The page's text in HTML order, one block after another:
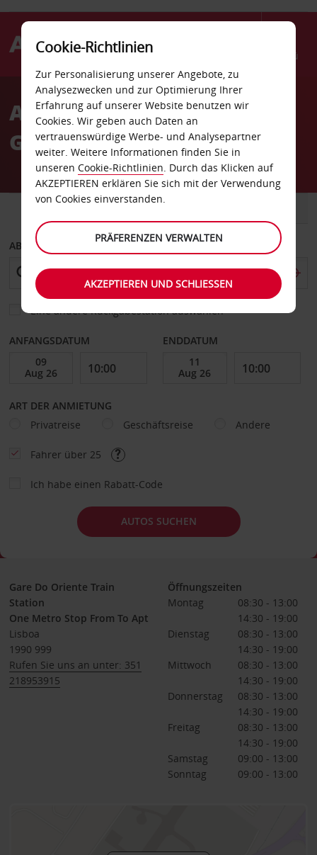
Menü
AvisAutovermietung Lissabon
Gare do Oriente Bahnhof
ABHOLEN VON
Eine andere Rückgabestation auswählen
ANFANGSDATUM ENDDATUM
ART DER ANMIETUNG
Privatreise
Geschäftsreise Andere
Fahrer über 25
Ich habe einen Rabatt-Code
AUTOS SUCHEN
Gare Do Oriente Train
Station
One Metro Stop From To Apt
Lisboa
1990 999
Rufen Sie uns an unter: 351
218953915
Öffnungszeiten
Montag
08:30 - 13:00
14:30 - 19:00
Dienstag
08:30 - 13:00
14:30 - 19:00
Mittwoch
08:30 - 13:00
14:30 - 19:00
Donnerstag
08:30 - 13:00
14:30 - 19:00
Freitag
08:30 - 13:00
14:30 - 19:00
Samstag
09:00 - 13:00
Sonntag
09:00 - 13:00
Cookie-Richtlinien
Zur Personalisierung unserer Angebote, zu
Analysezwecken und zur Optimierung Ihrer
Erfahrung auf unserer Website benutzen wir
Cookies. Wir geben auch Daten an
vertrauenswürdige Werbe- und Analysepartner
weiter. Weitere Informationen finden Sie in
unseren Cookie-Richtlinien. Durch das Klicken auf
AKZEPTIEREN erklären Sie sich mit der Verwendung
von Cookies einverstanden.
PRÄFERENZEN VERWALTEN
AKZEPTIEREN UND SCHLIESSEN